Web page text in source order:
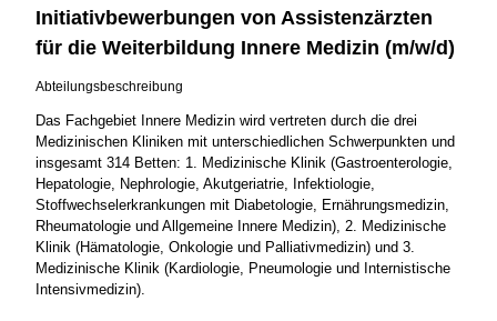
Initiativbewerbungen von Assistenzärzten
für die Weiterbildung Innere Medizin (m/w/d)
Abteilungsbeschreibung
Das Fachgebiet Innere Medizin wird vertreten durch die drei
Medizinischen Kliniken mit unterschiedlichen Schwerpunkten und
insgesamt 314 Betten: 1. Medizinische Klinik (Gastroenterologie,
Hepatologie, Nephrologie, Akutgeriatrie, Infektiologie,
Stoffwechselerkrankungen mit Diabetologie, Ernährungsmedizin,
Rheumatologie und Allgemeine Innere Medizin), 2. Medizinische
Klinik (Hämatologie, Onkologie und Palliativmedizin) und 3.
Medizinische Klinik (Kardiologie, Pneumologie und Internistische
Intensivmedizin).